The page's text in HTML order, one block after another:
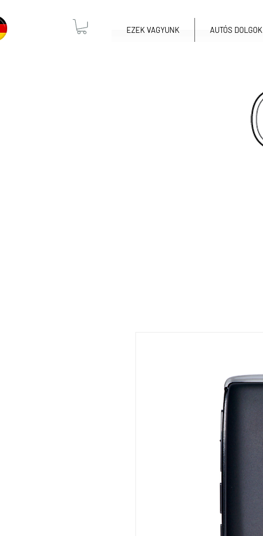
EZEK VAGYUNK AUTÓS DOLGOK